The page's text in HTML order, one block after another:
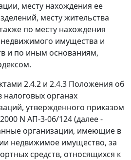
месту нахождения ее
месту жительства
по месту нахождения
имущества и
и по иным основаниям,
2.4.2 и 2.4.3 Положения об
налоговых органах
утвержденного приказом
N АП-3-06/124 (далее -
организации, имеющие в
недвижимое имущество, за
средств, относящихся к